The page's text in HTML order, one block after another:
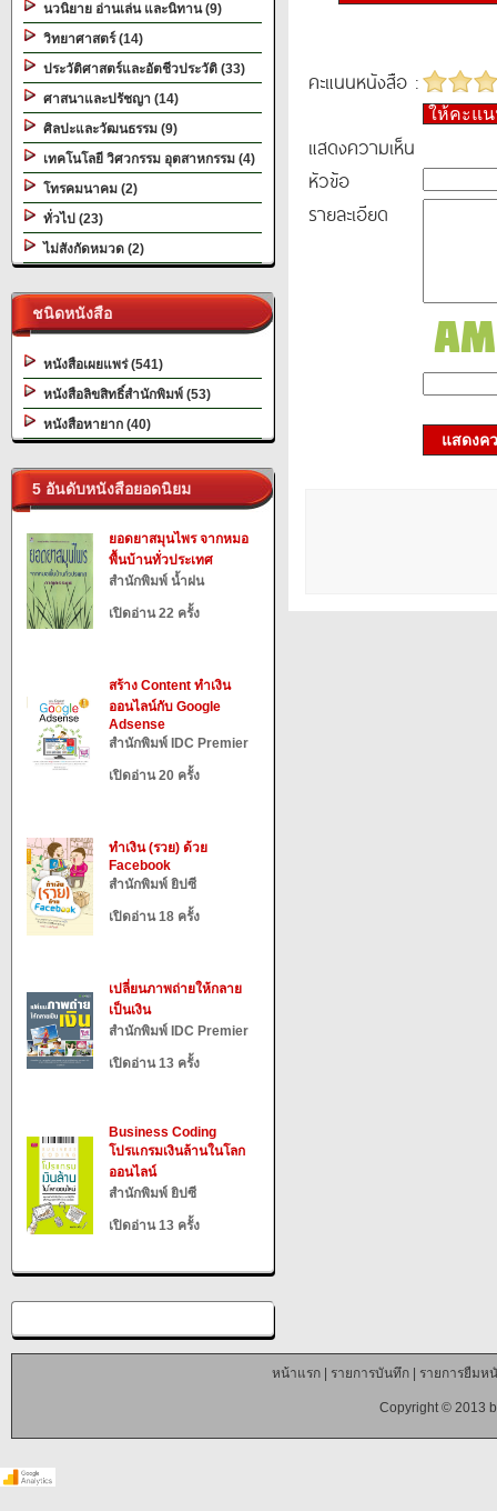
นวนิยาย อ่านเล่น และนิทาน (9)
วิทยาศาสตร์ (14)
ประวัติศาสตร์และอัตชีวประวัติ (33)
ศาสนาและปรัชญา (14)
ศิลปะและวัฒนธรรม (9)
เทคโนโลยี วิศวกรรม อุตสาหกรรม (4)
โทรคมนาคม (2)
ทั่วไป (23)
ไม่สังกัดหมวด (2)
ชนิดหนังสือ
หนังสือเผยแพร่ (541)
หนังสือลิขสิทธิ์สำนักพิมพ์ (53)
หนังสือหายาก (40)
5 อันดับหนังสือยอดนิยม
ยอดยาสมุนไพร จากหมอ
พื้นบ้านทั่วประเทศ
สำนักพิมพ์ น้ำฝน
เปิดอ่าน 22 ครั้ง
สร้าง Content ทำเงิน
ออนไลน์กับ Google
Adsense
สำนักพิมพ์ IDC Premier
เปิดอ่าน 20 ครั้ง
ทำเงิน (รวย) ด้วย
Facebook
สำนักพิมพ์ ยิปซี
เปิดอ่าน 18 ครั้ง
เปลี่ยนภาพถ่ายให้กลาย
เป็นเงิน
สำนักพิมพ์ IDC Premier
เปิดอ่าน 13 ครั้ง
Business Coding
โปรแกรมเงินล้านในโลก
ออนไลน์
สำนักพิมพ์ ยิปซี
เปิดอ่าน 13 ครั้ง
คะแนนหนังสือ :
ให้คะแ
แสดงความเห็น
หัวข้อ
รายละเอียด
แสดงค
หน้าแรก| รายการบันทึก| รายการยืมห
Copyright © 2013